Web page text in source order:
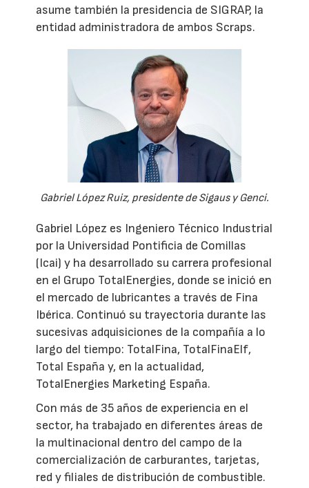
asume también la presidencia de SIGRAP, la
entidad administradora de ambos Scraps.
Gabriel López Ruiz, presidente de Sigaus y Genci.
Gabriel López es Ingeniero Técnico Industrial
por la Universidad Pontificia de Comillas
(Icai) y ha desarrollado su carrera profesional
en el Grupo TotalEnergies, donde se inició en
el mercado de lubricantes a través de Fina
Ibérica. Continuó su trayectoria durante las
sucesivas adquisiciones de la compañía a lo
largo del tiempo: TotalFina, TotalFinaElf,
Total España y, en la actualidad,
TotalEnergies Marketing España.
Con más de 35 años de experiencia en el
sector, ha trabajado en diferentes áreas de
la multinacional dentro del campo de la
comercialización de carburantes, tarjetas,
red y filiales de distribución de combustible.